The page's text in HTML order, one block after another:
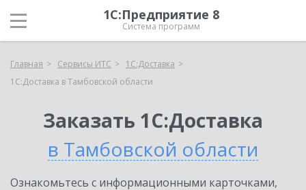
1С:Предприятие 8
Система программ
Главная Сервисы ИТС
1С:Доставка
1С:Доставка в Тамбовской области
Заказать 1С:Доставка
в Тамбовской области
Ознакомьтесь с информационными карточками,